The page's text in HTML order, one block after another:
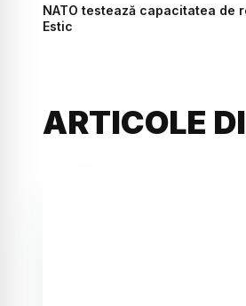
NATO testează capacitatea de
Estic
ARTICOLE